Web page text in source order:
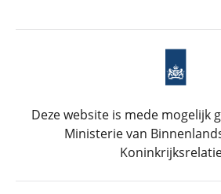
Deze website is mede mogelijk
Ministerie van